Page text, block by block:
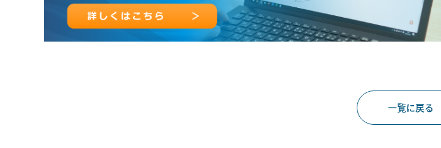
一覧に戻る